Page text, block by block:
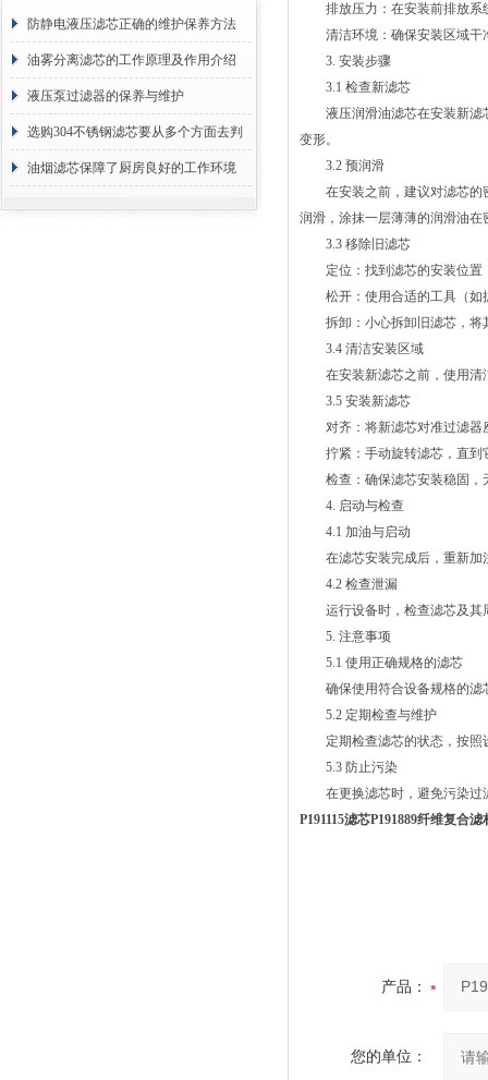
防静电液压滤芯正确的维护保养方法
油雾分离滤芯的工作原理及作用介绍
液压泵过滤器的保养与维护
选购304不锈钢滤芯要从多个方面去判
断
油烟滤芯保障了厨房良好的工作环境
排放压力：在安装前排放系
清洁环境：确保安装区域干
3. 安装步骤
3.1 检查新滤芯
液压润滑油滤芯在安装新滤芯
变形。
3.2 预润滑
在安装之前，建议对滤芯的密
润滑，涂抹一层薄薄的润滑油在
3.3 移除旧滤芯
定位：找到滤芯的安装位置
松开：使用合适的工具（如
拆卸：小心拆卸旧滤芯，将
3.4 清洁安装区域
在安装新滤芯之前，使用清洁
3.5 安装新滤芯
对齐：将新滤芯对准过滤器
拧紧：手动旋转滤芯，直到
检查：确保滤芯安装稳固，
4. 启动与检查
4.1 加油与启动
在滤芯安装完成后，重新加注
4.2 检查泄漏
运行设备时，检查滤芯及其
5. 注意事项
5.1 使用正确规格的滤芯
确保使用符合设备规格的滤
5.2 定期检查与维护
定期检查滤芯的状态，按照
5.3 防止污染
在更换滤芯时，避免污染过
P191115滤芯P191889纤维复合
产品：
您的单位：